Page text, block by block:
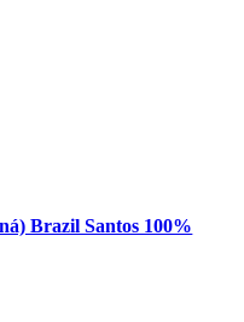
Brazil Santos 100%